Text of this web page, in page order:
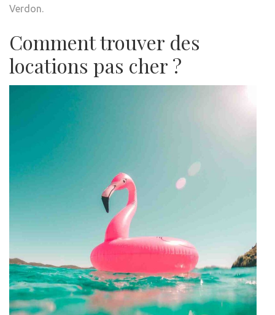
Verdon.
Comment trouver des
locations pas cher ?